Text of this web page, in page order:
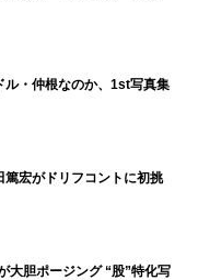
ル・仲根なのか、1st写真集
宏がドリフコントに初挑
大胆ポージング “股”特化写